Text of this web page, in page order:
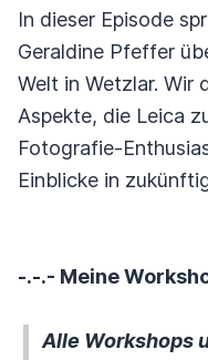
In dieser Episode
Geraldine Pfeffer
Welt in Wetzlar. Wir
Aspekte, die Leica
Fotografie-
Einblicke in
-.-.- Meine
Alle Workshops